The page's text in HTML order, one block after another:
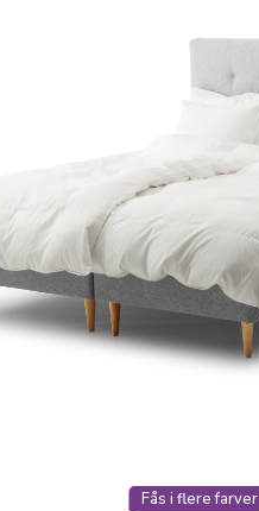
Fås i flere farver